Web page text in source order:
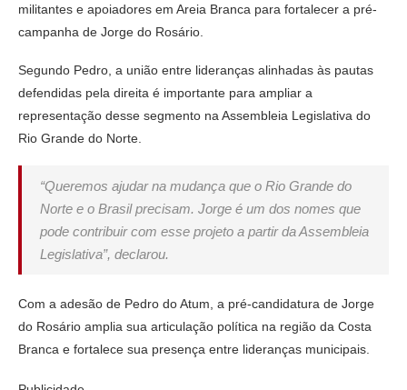
militantes e apoiadores em Areia Branca para fortalecer a pré-
campanha de Jorge do Rosário.
Segundo Pedro, a união entre lideranças alinhadas às pautas
defendidas pela direita é importante para ampliar a
representação desse segmento na Assembleia Legislativa do
Rio Grande do Norte.
“Queremos ajudar na mudança que o Rio Grande do
Norte e o Brasil precisam. Jorge é um dos nomes que
pode contribuir com esse projeto a partir da Assembleia
Legislativa”, declarou.
Com a adesão de Pedro do Atum, a pré-candidatura de Jorge
do Rosário amplia sua articulação política na região da Costa
Branca e fortalece sua presença entre lideranças municipais.